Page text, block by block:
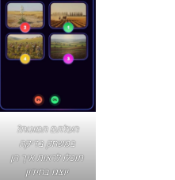
העלתם תמונות?
במשחק בדיקה
תוכלו לראות איך הן
יוצגו בחידון